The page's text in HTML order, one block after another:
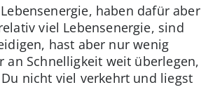
haben dafür aber
viel Lebensenergie, sind
hast aber nur wenig
an Schnelligkeit weit überlegen,
nicht viel verkehrt und liegst